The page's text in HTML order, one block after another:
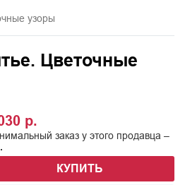
узоры
Цветочные
р.
заказ у этого продавца –
КУПИТЬ